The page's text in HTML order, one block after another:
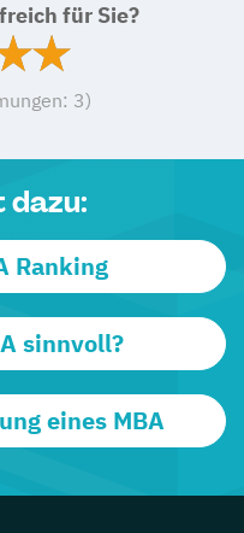
für Sie?
3)
dazu:
Ranking
sinnvoll?
eines MBA